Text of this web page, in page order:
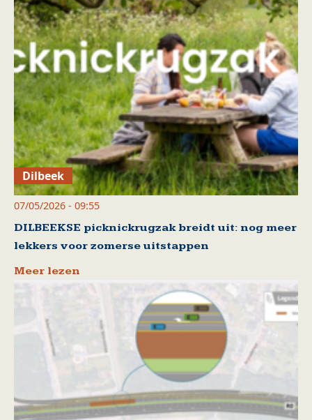
Dilbeek
07/05/2026 - 09:55
DILBEEKSE picknickrugzak breidt uit: nog meer
lekkers voor zomerse uitstappen
Meer lezen